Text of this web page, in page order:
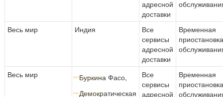
адресной
доставки
Весь мир Индия
Все
сервисы
адресной
доставки
Временная
Весь мир
Буркина Фасо,
Демократическая
Все
сервисы
адресной
Временная